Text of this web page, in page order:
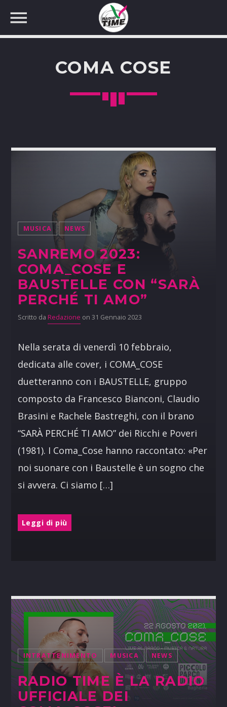
COMA COSE
MUSICA NEWS
SANREMO 2023:
COMA_COSE E
BAUSTELLE CON “SARÀ
PERCHÉ TI AMO”
Scritto da Redazione on 31 Gennaio 2023
Nella serata di venerdì 10 febbraio,
dedicata alle cover, i COMA_COSE
duetteranno con i BAUSTELLE, gruppo
composto da Francesco Bianconi, Claudio
Brasini e Rachele Bastreghi, con il brano
“SARÀ PERCHÉ TI AMO” dei Ricchi e Poveri
(1981). I Coma_Cose hanno raccontato: «Per
noi suonare con i Baustelle è un sogno che
si avvera. Ci siamo […]
Leggi di più
INTRATTENIMENTO MUSICA NEWS
RADIO TIME È LA RADIO
UFFICIALE DEI